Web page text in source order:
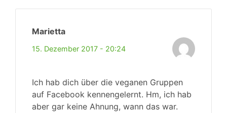
Marietta
15. Dezember 2017 - 20:24
Ich hab dich über die veganen Gruppen
auf Facebook kennengelernt. Hm, ich hab
aber gar keine Ahnung, wann das war.